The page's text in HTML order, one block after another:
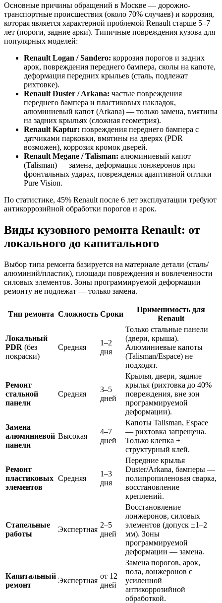
Основные причины обращений в Москве — дорожно-
транспортные происшествия (около 70% случаев) и коррозия,
которая является характерной проблемой Renault старше 5–7
лет (пороги, задние арки). Типичные повреждения кузова для
популярных моделей:
Renault Logan / Sandero: коррозия порогов и задних
арок, повреждения переднего бампера, сколы на капоте,
деформация передних крыльев (сталь, подлежат
рихтовке).
Renault Duster / Arkana: частые повреждения
переднего бампера и пластиковых накладок,
алюминиевый капот (Arkana) — только замена, вмятины
на задних крыльях (сложная геометрия).
Renault Kaptur: повреждения переднего бампера с
датчиками парковки, вмятины на дверях (PDR
возможен), коррозия кромок дверей.
Renault Megane / Talisman: алюминиевый капот
(Talisman) — замена, деформация лонжеронов при
фронтальных ударах, повреждения адаптивной оптики
Pure Vision.
По статистике, 45% Renault после 6 лет эксплуатации требуют
антикоррозийной обработки порогов и арок.
Виды кузовного ремонта Renault: от
локального до капитального
Выбор типа ремонта базируется на материале детали (сталь/
алюминий/пластик), площади повреждения и вовлеченности
силовых элементов. Зоны программируемой деформации
ремонту не подлежат — только замена.
Тип ремонта Сложность Сроки
Применимость для
Renault
Локальный
PDR (без
покраски)
Средняя
1–2
дня
Только стальные панели
(двери, крыша).
Алюминиевые капоты
(Talisman/Espace) не
подходят.
Ремонт
стальной
панели
Средняя
3–5
дней
Крылья, двери, задние
крылья (рихтовка до 40%
повреждения, вне зон
программируемой
деформации).
Замена
алюминиевой
панели
Высокая
4–7
дней
Капоты Talisman, Espace
— рихтовка запрещена.
Только клепка +
структурный клей.
Ремонт
пластиковых
элементов
Средняя
1–3
дня
Передние крылья
Duster/Arkana, бамперы —
полипропиленовая сварка,
восстановление
креплений.
Стапельные
работы
Экспертная
2–5
дней
Восстановление
лонжеронов, силовых
элементов (допуск ±1–2
мм). Зоны
программируемой
деформации — замена.
Капитальный
ремонт
Экспертная
от 12
дней
Замена порогов, арок,
пола, лонжеронов с
усиленной
антикоррозийной
обработкой.